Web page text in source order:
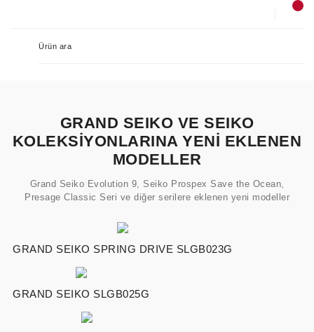
GRAND SEIKO VE SEIKO
KOLEKSİYONLARINA YENİ EKLENEN
MODELLER
Grand Seiko Evolution 9, Seiko Prospex Save the Ocean,
Presage Classic Seri ve diğer serilere eklenen yeni modeller
GRAND SEIKO SPRING DRIVE SLGB023G
GRAND SEIKO SLGB025G